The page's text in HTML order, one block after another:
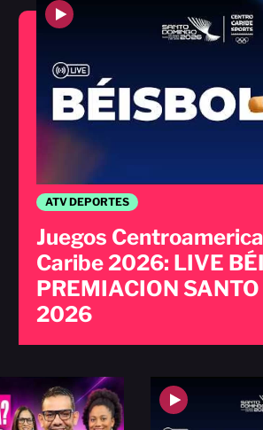
ATV DEPORTES
Juegos
Caribe 2026: LIVE
PREMIACION
2026